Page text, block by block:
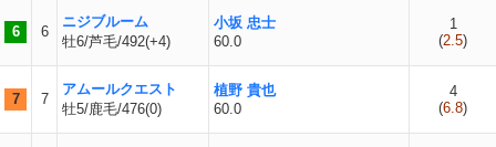
6 6
ニジブルーム
牡6/芦毛/492(+4)
小坂 忠士
60.0
1
(2.5)
7 7
アムールクエスト
牡5/鹿毛/476(0)
植野 貴也
60.0
4
(6.8)